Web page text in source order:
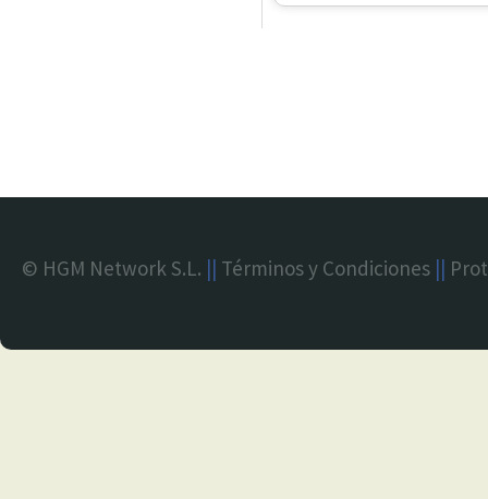
© HGM Network S.L. || Términos y Condiciones ||